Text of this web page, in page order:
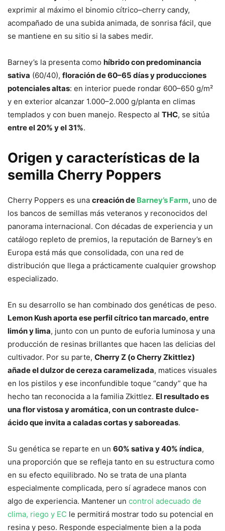
exprimir al máximo el binomio cítrico–cherry candy,
acompañado de una subida animada, de sonrisa fácil, que
se mantiene en su sitio si la sabes medir.
Barney’s la presenta como híbrido con predominancia
sativa (60/40), floración de 60–65 días y producciones
potenciales altas: en interior puede rondar 600–650 g/m²
y en exterior alcanzar 1.000–2.000 g/planta en climas
templados y con buen manejo. Respecto al THC, se sitúa
entre el 20% y el 31%.
Origen y características de la
semilla Cherry Poppers
Cherry Poppers es una creación de Barney’s Farm, uno de
los bancos de semillas más veteranos y reconocidos del
panorama internacional. Con décadas de experiencia y un
catálogo repleto de premios, la reputación de Barney’s en
Europa está más que consolidada, con una red de
distribución que llega a prácticamente cualquier growshop
especializado.
En su desarrollo se han combinado dos genéticas de peso.
Lemon Kush aporta ese perfil cítrico tan marcado, entre
limón y lima, junto con un punto de euforia luminosa y una
producción de resinas brillantes que hacen las delicias del
cultivador. Por su parte, Cherry Z (o Cherry Zkittlez)
añade el dulzor de cereza caramelizada, matices visuales
en los pistilos y ese inconfundible toque “candy” que ha
hecho tan reconocida a la familia Zkittlez. El resultado es
una flor vistosa y aromática, con un contraste dulce-
ácido que invita a caladas cortas y saboreadas.
Su genética se reparte en un 60% sativa y 40% índica,
una proporción que se refleja tanto en su estructura como
en su efecto equilibrado. No se trata de una planta
especialmente complicada, pero sí agradece manos con
algo de experiencia. Mantener un control adecuado de
clima, riego y EC le permitirá mostrar todo su potencial en
resina y peso. Responde especialmente bien a la poda